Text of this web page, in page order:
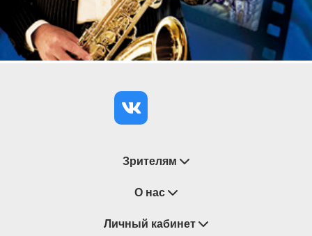
Зрителям
Восстановление билетов
Замена / Отмена / Перенос мероприятий
О нас
О компании
Личный кабинет